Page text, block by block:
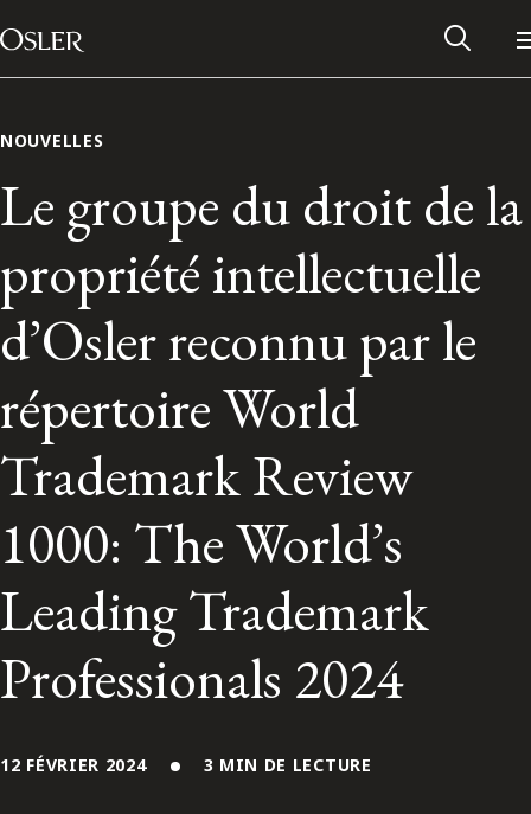
Passer au contenu
Main Navigation
Réseau des anciens d’Osler
Contactez-nous
ENGLISH
S’abonner aux articles Osler
S’abonner
NOUVELLES
Le groupe du droit de la
propriété intellectuelle
d’Osler reconnu par le
répertoire World
Trademark Review
1000: The World’s
Leading Trademark
Professionals 2024
12 FÉVRIER 2024 3 MIN DE LECTURE